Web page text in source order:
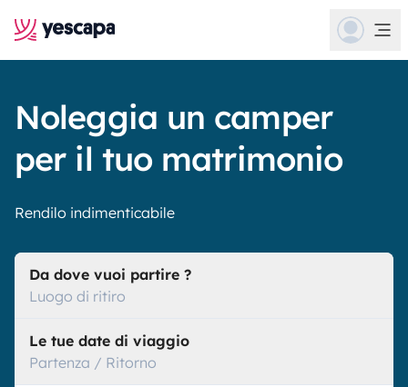
Noleggia un camper
per il tuo matrimonio
Rendilo indimenticabile
Da dove vuoi partire ?
Luogo di ritiro
Le tue date di viaggio
Partenza / Ritorno